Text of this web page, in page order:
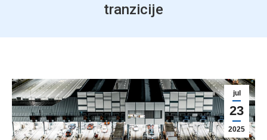
tranzicije
jul
23
2025